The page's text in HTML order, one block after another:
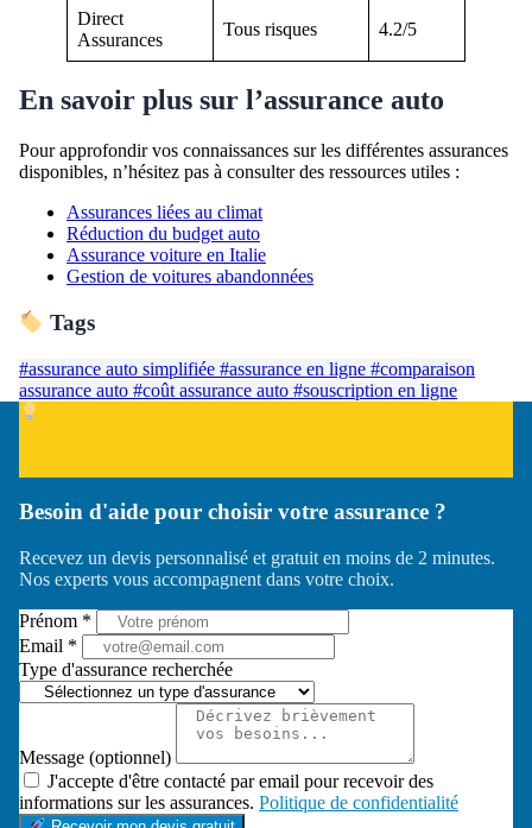
Direct
Assurances
Tous risques 4.2/5
En savoir plus sur l’assurance auto
Pour approfondir vos connaissances sur les différentes assurances
disponibles, n’hésitez pas à consulter des ressources utiles :
Assurances liées au climat
Réduction du budget auto
Assurance voiture en Italie
Gestion de voitures abandonnées
Tags
#assurance auto simplifiée #assurance en ligne #comparaison
assurance auto #coût assurance auto #souscription en ligne
Besoin d'aide pour choisir votre assurance ?
Recevez un devis personnalisé et gratuit en moins de 2 minutes.
Nos experts vous accompagnent dans votre choix.
Prénom *
Email *
Type d'assurance recherchée
Message (optionnel)
J'accepte d'être contacté par email pour recevoir des
informations sur les assurances. Politique de confidentialité